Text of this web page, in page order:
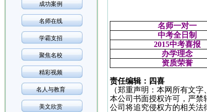
成功案例
名师在线
学霸支招
聚焦名校
精彩视频
名人与教育
美文欣赏
名师一对一
中考全日制
2015中考喜报
办学理念
资质荣誉
责任编辑：四喜
（郑重声明：本网所有文
本公司书面授权许可，严
公司将追究侵权方的相关法